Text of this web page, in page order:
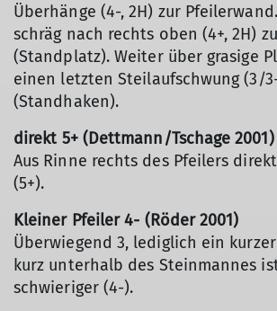
Überhänge (4-, 2H) zur
schräg nach rechts oben (4+, 2H)
(Standplatz). Weiter über grasige
einen letzten Steilaufschwung (3/
(Standhaken).
direkt 5+ (Dettmann/Tschage 2001)
Aus Rinne rechts des Pfeilers
(5+).
Kleiner Pfeiler 4- (Röder 2001)
Überwiegend 3, lediglich ein
kurz unterhalb des Steinmannes
schwieriger (4-).